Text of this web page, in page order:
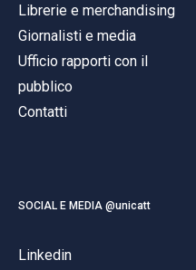
Librerie e merchandising
Giornalisti e media
Ufficio rapporti con il
pubblico
Contatti
SOCIAL E MEDIA @unicatt
Linkedin